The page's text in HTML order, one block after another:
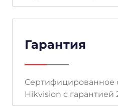
Гарантия
Сертифицированное
Hikvision с гарантией